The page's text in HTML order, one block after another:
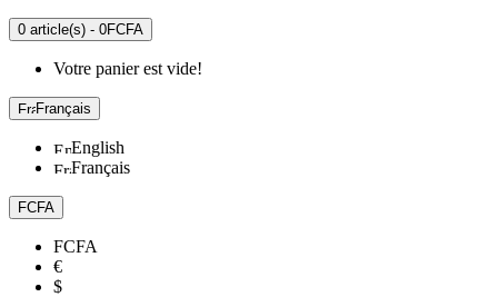
0 article(s) - 0FCFA
Votre panier est vide!
Français
English
Français
FCFA
FCFA
€
$